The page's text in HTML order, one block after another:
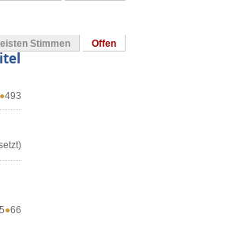
Stimmen Offen
●493
●66